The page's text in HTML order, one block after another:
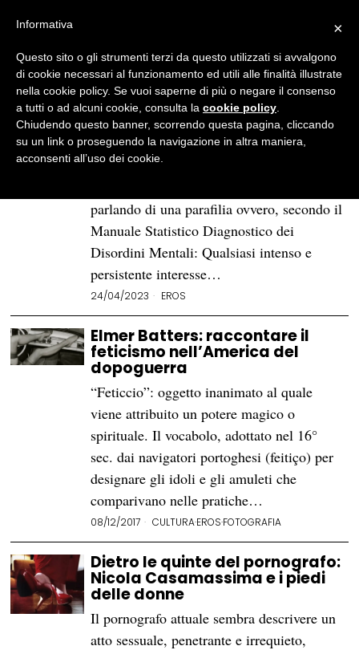
BROWSE TAG
piedi
Feticismo: un mondo da
scoprire dalla testa… ai piedi
Quella per i piedi è una vera e propria
parlando di una parafilia ovvero, secondo il
Manuale Statistico Diagnostico dei
Disordini Mentali: Qualsiasi intenso e
persistente interesse…
24/04/2023 EROS
Elmer Batters: raccontare il
feticismo nell’America del
dopoguerra
“Feticcio”: oggetto inanimato al quale
viene attribuito un potere magico o
spirituale. Il vocabolo, adottato nel 16°
sec. dai navigatori portoghesi (feitiço) per
designare gli idoli e gli amuleti che
comparivano nelle pratiche…
08/12/2017 CULTURA·EROS·FOTOGRAFIA
Dietro le quinte del pornografo:
Nicola Casamassima e i piedi
delle donne
Il pornografo attuale sembra descrivere un
atto sessuale, penetrante e irrequieto,
×
Informativa
Questo sito o gli strumenti terzi da questo utilizzati si avvalgono
di cookie necessari al funzionamento ed utili alle finalità illustrate
nella cookie policy. Se vuoi saperne di più o negare il consenso
a tutti o ad alcuni cookie, consulta la cookie policy
Chiudendo questo banner, scorrendo questa pagina, cliccando
su un link o proseguendo la navigazione in altra maniera,
acconsenti all’uso dei cookie.